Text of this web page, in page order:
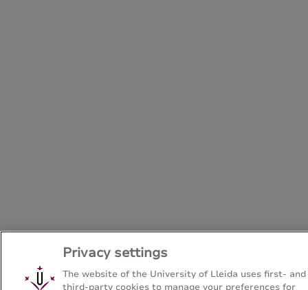
Privacy settings
The website of the University of Lleida uses first- and
third-party cookies to manage your preferences for